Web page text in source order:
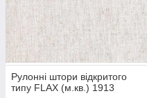
Рулонні штори відкритого
типу FLAX (м.кв.) 1913